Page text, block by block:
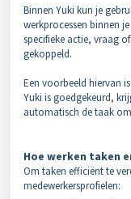
Binnen Yuki kun je
werkprocessen binnen
specifieke actie, vraag
gekoppeld.
Een voorbeeld hiervan
Yuki is goedgekeurd,
automatisch de taak
Hoe werken taken
Om taken efficiënt te
medewerkersprofielen: